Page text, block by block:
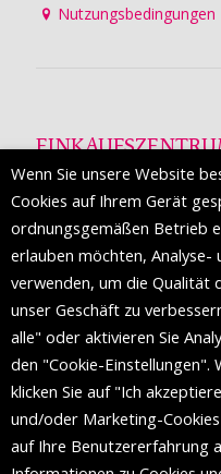
Nutzungsbedingungen
ist ein
etwa 200
Weltmodemarken, die zum
FOLGEN SIE UNS
Wenn Sie unsere Website
Cookies auf Ihrem Gerät
ordnungsgemäßen Betrieb
erlauben möchten,
verwenden, um die Qualität
unser Geschäft zu
alle" oder aktivieren Sie
den "Cookie-Einstellungen".
klicken Sie auf "Ich
und/oder Marketing-
auf Ihre Benutzererfahrung